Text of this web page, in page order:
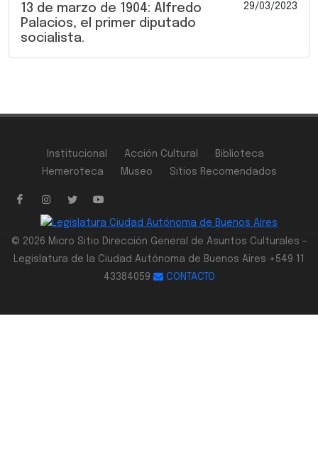
13 de marzo de 1904: Alfredo
Palacios, el primer diputado
socialista.
29/03/2023
Institucional Acción Cultural
Biblioteca
Hemeroteca
Museo Sitios Recomendados
© 2026 Micro Sitio Dirección General de Asuntos Culturales -
Legislatura de la Ciudad Autónoma de Buenos Aires +549 11
43384059
CONTACTO